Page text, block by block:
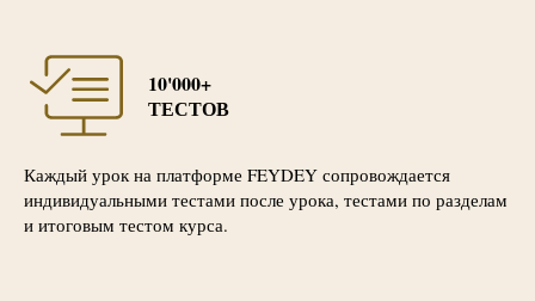
10'000+
ТЕСТОВ
Каждый урок на платформе FEYDEY сопровождается
индивидуальными тестами после урока, тестами по разделам
и итоговым тестом курса.